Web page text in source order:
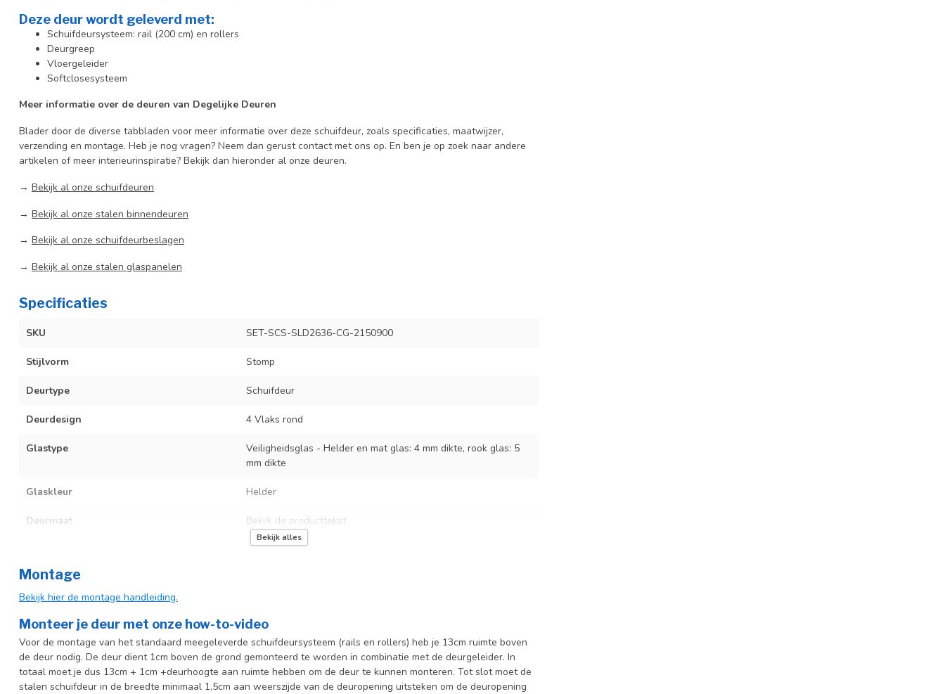
Deze deur wordt geleverd met:
Schuifdeursysteem: rail (200 cm) en rollers
Deurgreep
Vloergeleider
Softclosesysteem
Meer informatie over de deuren van Degelijke Deuren
Blader door de diverse tabbladen voor meer informatie over deze schuifdeur, zoals specificaties, maatwijzer,
verzending en montage. Heb je nog vragen? Neem dan gerust contact met ons op. En ben je op zoek naar andere
artikelen of meer interieurinspiratie? Bekijk dan hieronder al onze deuren.
→ Bekijk al onze schuifdeuren
→ Bekijk al onze stalen binnendeuren
→ Bekijk al onze schuifdeurbeslagen
→ Bekijk al onze stalen glaspanelen
Specificaties
SKU SET-SCS-SLD2636-CG-2150900
Stijlvorm Stomp
Deurtype Schuifdeur
Deurdesign 4 Vlaks rond
Glastype
Veiligheidsglas - Helder en mat glas: 4 mm dikte, rook glas: 5
mm dikte
Glaskleur Helder
Deurmaat Bekijk de producttekst
Incl. systeem
Bekijk alles
Montage
Bekijk hier de montage handleiding.
Monteer je deur met onze how-to-video
Voor de montage van het standaard meegeleverde schuifdeursysteem (rails en rollers) heb je 13cm ruimte boven
de deur nodig. De deur dient 1cm boven de grond gemonteerd te worden in combinatie met de deurgeleider. In
totaal moet je dus 13cm + 1cm +deurhoogte aan ruimte hebben om de deur te kunnen monteren. Tot slot moet de
stalen schuifdeur in de breedte minimaal 1,5cm aan weerszijde van de deuropening uitsteken om de deuropening